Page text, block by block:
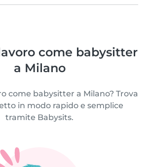
come babysitter
a Milano
come babysitter a Milano? Trova
in modo rapido e semplice
tramite Babysits.